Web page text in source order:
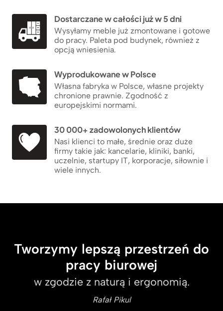
Dostarczane w całości już w 5 dni
Wysyłamy meble już zmontowane i gotowe
do pracy. Paleta pod budynek, również z
opcją wniesienia.
Wyprodukowane w Polsce
Własna fabryka w Polsce, własne projekty
chronione prawnie. Zgodność z
europejskimi normami.
30 000+ zadowolonych klientów
Nasi klienci to małe, średnie oraz duże
firmy takie jak: kancelarie, kliniki, banki,
uczelnie, startupy IT, korporacje, siłownie i
wiele innych.
Tworzymy lepszą przestrzeń do
pracy biurowej
w zgodzie z naturą i ergonomią.
Rafał Pikul